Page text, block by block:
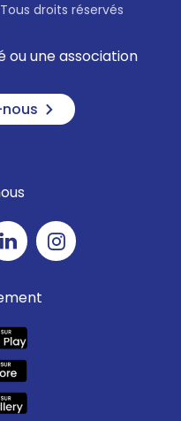
droits réservés
ou une association